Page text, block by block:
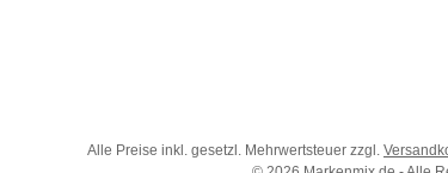
Alle Preise inkl. gesetzl. Mehrwertsteuer zzgl.